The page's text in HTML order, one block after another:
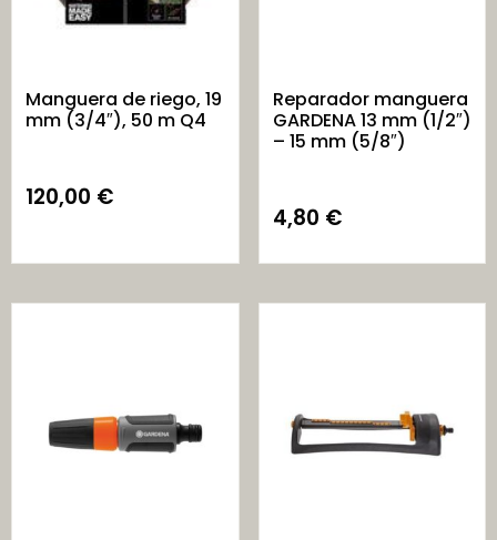
Manguera de riego, 19
mm (3/4″), 50 m Q4
120,00 €
Reparador manguera
GARDENA 13 mm (1/2″)
– 15 mm (5/8″)
4,80 €